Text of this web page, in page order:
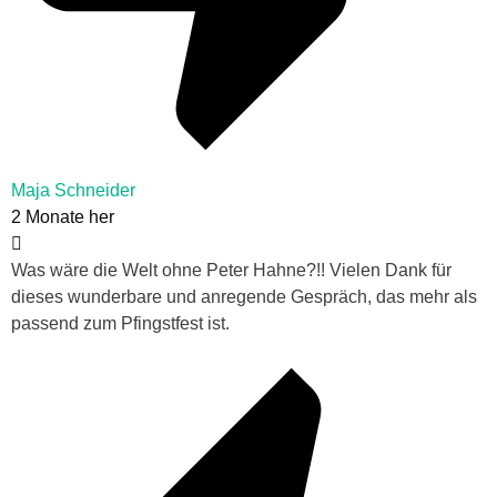
Maja Schneider
2 Monate her
Was wäre die Welt ohne Peter Hahne?!! Vielen Dank für
dieses wunderbare und anregende Gespräch, das mehr als
passend zum Pfingstfest ist.